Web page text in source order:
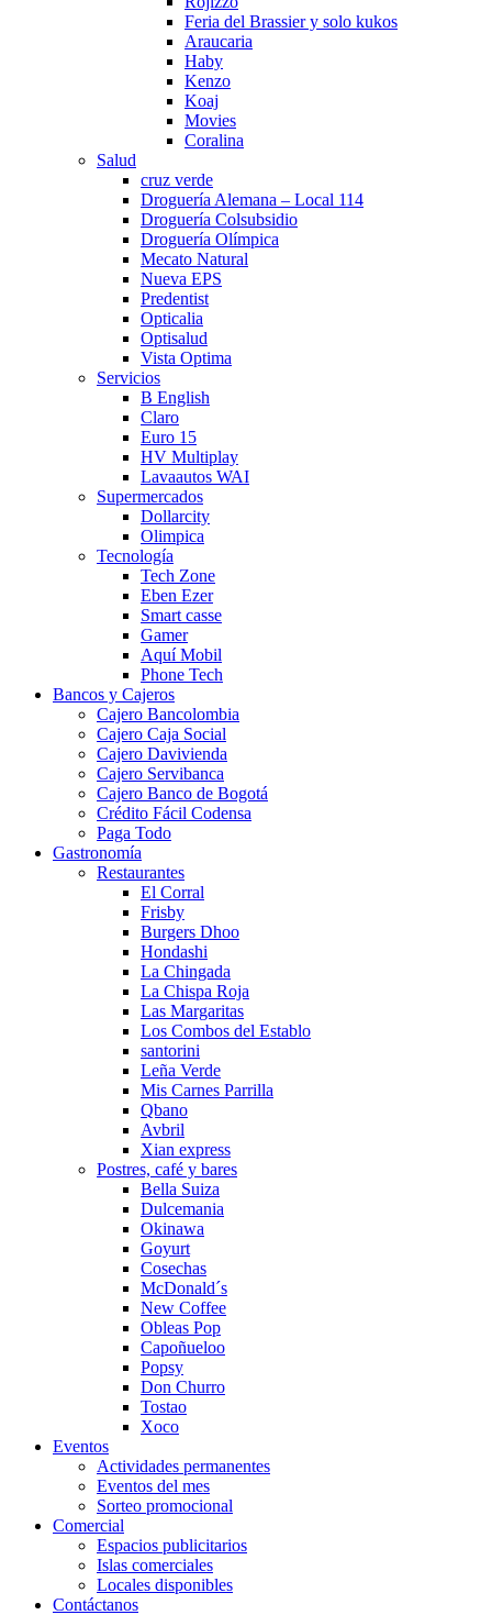
Feria del Brassier y solo kukos
Araucaria
Haby
Kenzo
Koaj
Movies
Coralina
Salud
cruz verde
Droguería Alemana – Local 114
Droguería Colsubsidio
Droguería Olímpica
Mecato Natural
Nueva EPS
Predentist
Opticalia
Optisalud
Vista Optima
Servicios
B English
Claro
Euro 15
HV Multiplay
Lavaautos WAI
Supermercados
Dollarcity
Olimpica
Tecnología
Tech Zone
Eben Ezer
Smart casse
Gamer
Aquí Mobil
Phone Tech
Bancos y Cajeros
Cajero Bancolombia
Cajero Caja Social
Cajero Davivienda
Cajero Servibanca
Cajero Banco de Bogotá
Crédito Fácil Codensa
Paga Todo
Gastronomía
Restaurantes
El Corral
Frisby
Burgers Dhoo
Hondashi
La Chingada
La Chispa Roja
Las Margaritas
Los Combos del Establo
santorini
Leña Verde
Mis Carnes Parrilla
Qbano
Avbril
Xian express
Postres, café y bares
Bella Suiza
Dulcemania
Okinawa
Goyurt
Cosechas
McDonald´s
New Coffee
Obleas Pop
Capoñueloo
Popsy
Don Churro
Tostao
Xoco
Eventos
Actividades permanentes
Eventos del mes
Sorteo promocional
Comercial
Espacios publicitarios
Islas comerciales
Locales disponibles
Contáctanos